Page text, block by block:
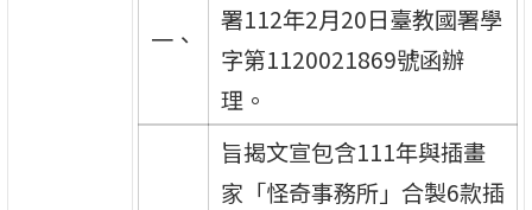
一、
署112年2月20日臺教國署學
字第1120021869號函辦
理。
旨揭文宣包含111年與插畫
家「怪奇事務所」合製6款插